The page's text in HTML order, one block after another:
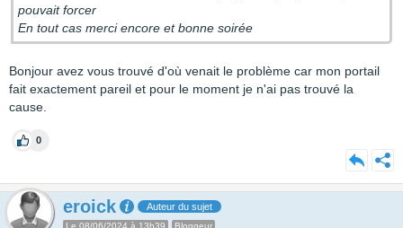
pouvait forcer
En tout cas merci encore et bonne soirée
Bonjour avez vous trouvé d'où venait le problème car mon portail
fait exactement pareil et pour le moment je n'ai pas trouvé la
cause.
0
eroick Auteur du sujet
Le 08/06/2024 à 13h39 Bloggeur